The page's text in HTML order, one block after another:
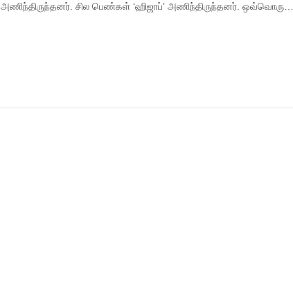
அணிந்திருந்தனர். சில பெண்கள் ‘ஹிஜாப்’ அணிந்திருந்தனர். ஒவ்வொரு…